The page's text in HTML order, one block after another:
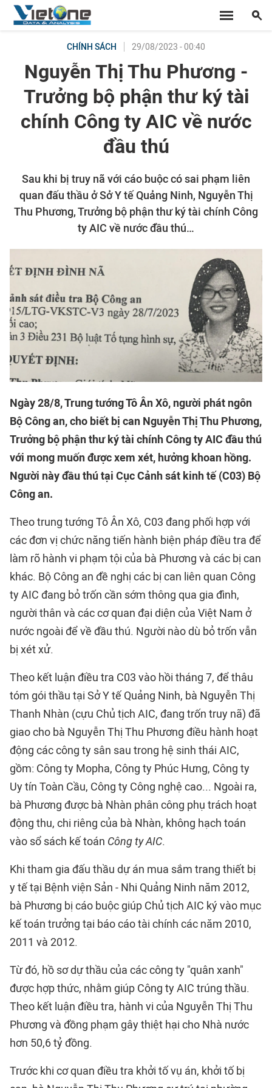
CHÍNH SÁCH 29/08/2023 - 00:40
Nguyễn Thị Thu Phương -
Trưởng bộ phận thư ký tài
chính Công ty AIC về nước
đầu thú
Sau khi bị truy nã với cáo buộc có sai phạm liên
quan đấu thầu ở Sở Y tế Quảng Ninh, Nguyễn Thị
Thu Phương, Trưởng bộ phận thư ký tài chính Công
ty AIC về nước đầu thú…
Ngày 28/8, Trung tướng Tô Ân Xô, người phát ngôn
Bộ Công an, cho biết bị can Nguyễn Thị Thu Phương,
Trưởng bộ phận thư ký tài chính Công ty AIC đầu thú
với mong muốn được xem xét, hưởng khoan hồng.
Người này đầu thú tại Cục Cảnh sát kinh tế (C03) Bộ
Công an.
Theo trung tướng Tô Ân Xô, C03 đang phối hợp với
các đơn vị chức năng tiến hành biện pháp điều tra để
làm rõ hành vi phạm tội của bà Phương và các bị can
khác. Bộ Công an đề nghị các bị can liên quan Công
ty AIC đang bỏ trốn cần sớm thông qua gia đình,
người thân và các cơ quan đại diện của Việt Nam ở
nước ngoài để về đầu thú. Người nào dù bỏ trốn vẫn
bị xét xử.
Theo kết luận điều tra C03 vào hồi tháng 7, để thâu
tóm gói thầu tại Sở Y tế Quảng Ninh, bà Nguyễn Thị
Thanh Nhàn (cựu Chủ tịch AIC, đang trốn truy nã) đã
giao cho bà Nguyễn Thị Thu Phương điều hành hoạt
động các công ty sân sau trong hệ sinh thái AIC,
gồm: Công ty Mopha, Công ty Phúc Hưng, Công ty
Uy tín Toàn Cầu, Công ty Công nghệ cao... Ngoài ra,
bà Phương được bà Nhàn phân công phụ trách hoạt
động thu, chi riêng của bà Nhàn, không hạch toán
vào sổ sách kế toán Công ty AIC.
Khi tham gia đấu thầu dự án mua sắm trang thiết bị
y tế tại Bệnh viện Sản - Nhi Quảng Ninh năm 2012,
bà Phương bị cáo buộc giúp Chủ tịch AIC ký vào mục
kế toán trưởng tại báo cáo tài chính các năm 2010,
2011 và 2012.
Từ đó, hồ sơ dự thầu của các công ty "quân xanh"
được hợp thức, nhằm giúp Công ty AIC trúng thầu.
Theo kết luận điều tra, hành vi của Nguyễn Thị Thu
Phương và đồng phạm gây thiệt hại cho Nhà nước
hơn 50,6 tỷ đồng.
Trước khi cơ quan điều tra khởi tố vụ án, khởi tố bị